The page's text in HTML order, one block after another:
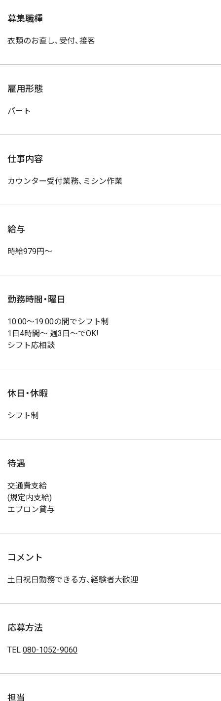
募集職種
衣類のお直し、受付、接客
雇用形態
パート
仕事内容
カウンター受付業務、ミシン作業
給与
時給979円～
勤務時間・曜日
10:00～19:00の間でシフト制
1日4時間～ 週3日～でOK!
シフト応相談
休日・休暇
シフト制
待遇
交通費支給
(規定内支給)
エプロン貸与
コメント
土日祝日勤務できる方、経験者大歓迎
応募方法
TEL 080-1052-9060
担当